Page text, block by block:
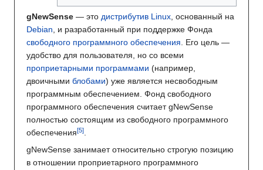
gNewSense — это дистрибутив Linux, основанный на
Debian, и разработанный при поддержке Фонда
свободного программного обеспечения. Его цель —
удобство для пользователя, но со всеми
проприетарными программами (например,
двоичными блобами) уже является несвободным
программным обеспечением. Фонд свободного
программного обеспечения считает gNewSense
полностью состоящим из свободного программного
обеспечения
.
gNewSense занимает относительно строгую позицию
в отношении проприетарного программного